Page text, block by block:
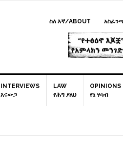
ስለ እኛ/ABOUT
INTERVIEWS
እናውጋ
LAW
የሕግ ያለህ
OPINIONS
የኔ ሃሳብ